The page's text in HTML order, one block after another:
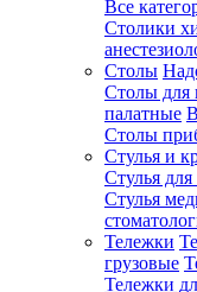
Все
Столики
Столы
Столы для
палатные
Столы
Стулья и
Стулья для
Стулья
Тележки
грузовые
Тележки